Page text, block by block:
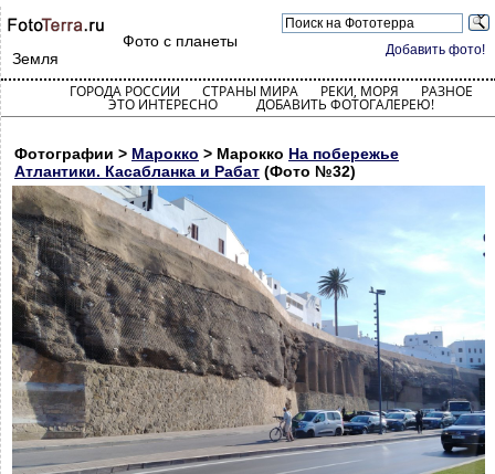
Добавить фото!
Фото с планеты
Земля
ГОРОДА РОССИИ СТРАНЫ МИРА РЕКИ, МОРЯ РАЗНОЕ
ЭТО ИНТЕРЕСНО ДОБАВИТЬ ФОТОГАЛЕРЕЮ!
Фотографии > Марокко > Марокко На побережье
Атлантики. Касабланка и Рабат (Фото №32)